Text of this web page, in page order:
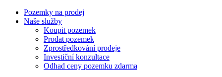
Pozemky na prodej
Naše služby
Koupit pozemek
Prodat pozemek
Zprostředkování prodeje
Investiční konzultace
Odhad ceny pozemku zdarma